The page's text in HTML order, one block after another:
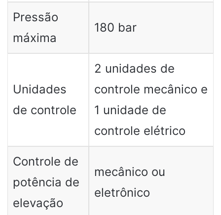
Pressão
máxima
180 bar
Unidades
de controle
2 unidades de
controle mecânico e
1 unidade de
controle elétrico
Controle de
potência de
elevação
mecânico ou
eletrônico